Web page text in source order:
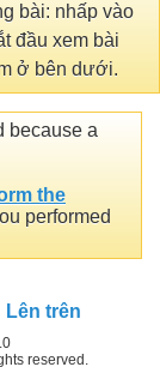
bài: nhấp vào
đầu xem bài
ở bên dưới.
because a
the
performed
Lên trên
reserved.